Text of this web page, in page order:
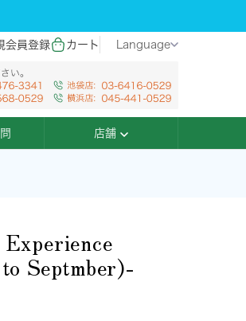
会員登録 カート Language
店舗
Experience
Septmber)-